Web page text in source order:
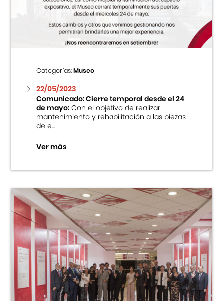
Centro Cultural Peruano Japonés
Museo de la Inmigración Japonesa
Fondo Editorial
Teatro Peruano Japonés
Categorías:Museo
22/05/2023
Comunicado: Cierre temporal desde el 24
de mayo:Con el objetivo de realizar
mantenimiento y rehabilitación a las piezas
de e...
Ver más